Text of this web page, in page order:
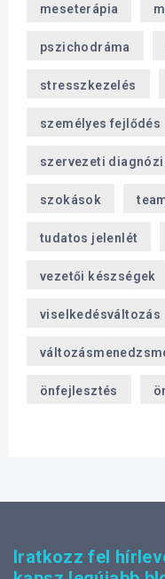
meseterápia
pszichodráma
stresszkezelés
személyes fejlődés
szervezeti
szokások
tudatos jelenlét
vezetői készségek
viselkedésváltozás
önfejlesztés
Iratkozz fel